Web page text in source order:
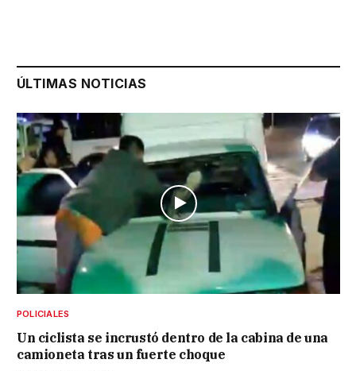
ÚLTIMAS NOTICIAS
POLICIALES
Un ciclista se incrustó dentro de la cabina de una
camioneta tras un fuerte choque